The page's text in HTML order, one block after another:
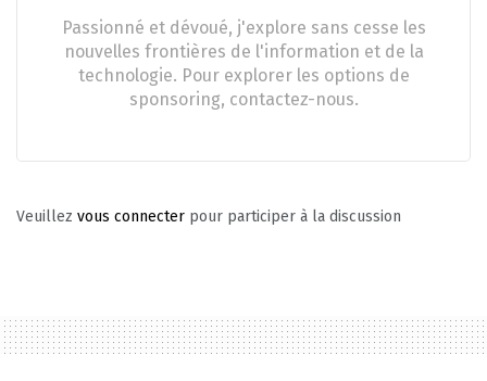
Passionné et dévoué, j'explore sans cesse les
nouvelles frontières de l'information et de la
technologie. Pour explorer les options de
sponsoring, contactez-nous.
Veuillez vous connecter pour participer à la discussion